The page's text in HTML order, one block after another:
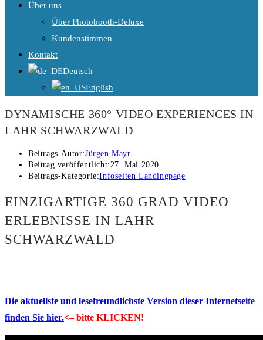
Über uns
Über Photobooth-Deluxe
Kundenstimmen
Kontakt
Deutsch
English
DYNAMISCHE 360° VIDEO EXPERIENCES IN
LAHR SCHWARZWALD
Beitrags-Autor:Jürgen Mayr
Beitrag veröffentlicht:27. Mai 2020
Beitrags-Kategorie:Infoseiten Landingpage
EINZIGARTIGE 360 GRAD VIDEO
ERLEBNISSE IN LAHR
SCHWARZWALD
Die aktuellste und lesefreundlichste Version dieser Internetseite
finden Sie hier.<– bitte KLICKEN!